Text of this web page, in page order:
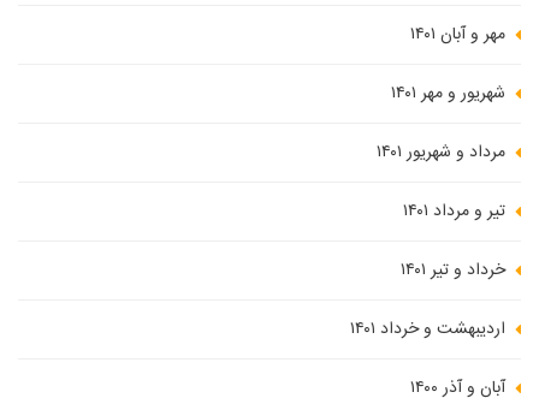
مهر و آبان ۱۴۰۱
شهریور و مهر ۱۴۰۱
مرداد و شهریور ۱۴۰۱
تیر و مرداد ۱۴۰۱
خرداد و تیر ۱۴۰۱
اردیبهشت و خرداد ۱۴۰۱
آبان و آذر ۱۴۰۰